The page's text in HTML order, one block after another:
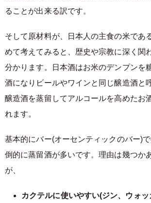
ることが出来る訳です。
そして原材料が、日本人の主食の米であ
めて考えてみると、歴史や宗教に深く関
分かります。日本酒はお米のデンプンを
酒になりビールやワインと同じ醸造酒と
醸造酒を蒸留してアルコールを高めたお
れます。
基本的にバー(オーセンティックのバー)
倒的に蒸留酒が多いです。理由は幾つか
が、
カクテルに使いやすい(ジン、ウォ